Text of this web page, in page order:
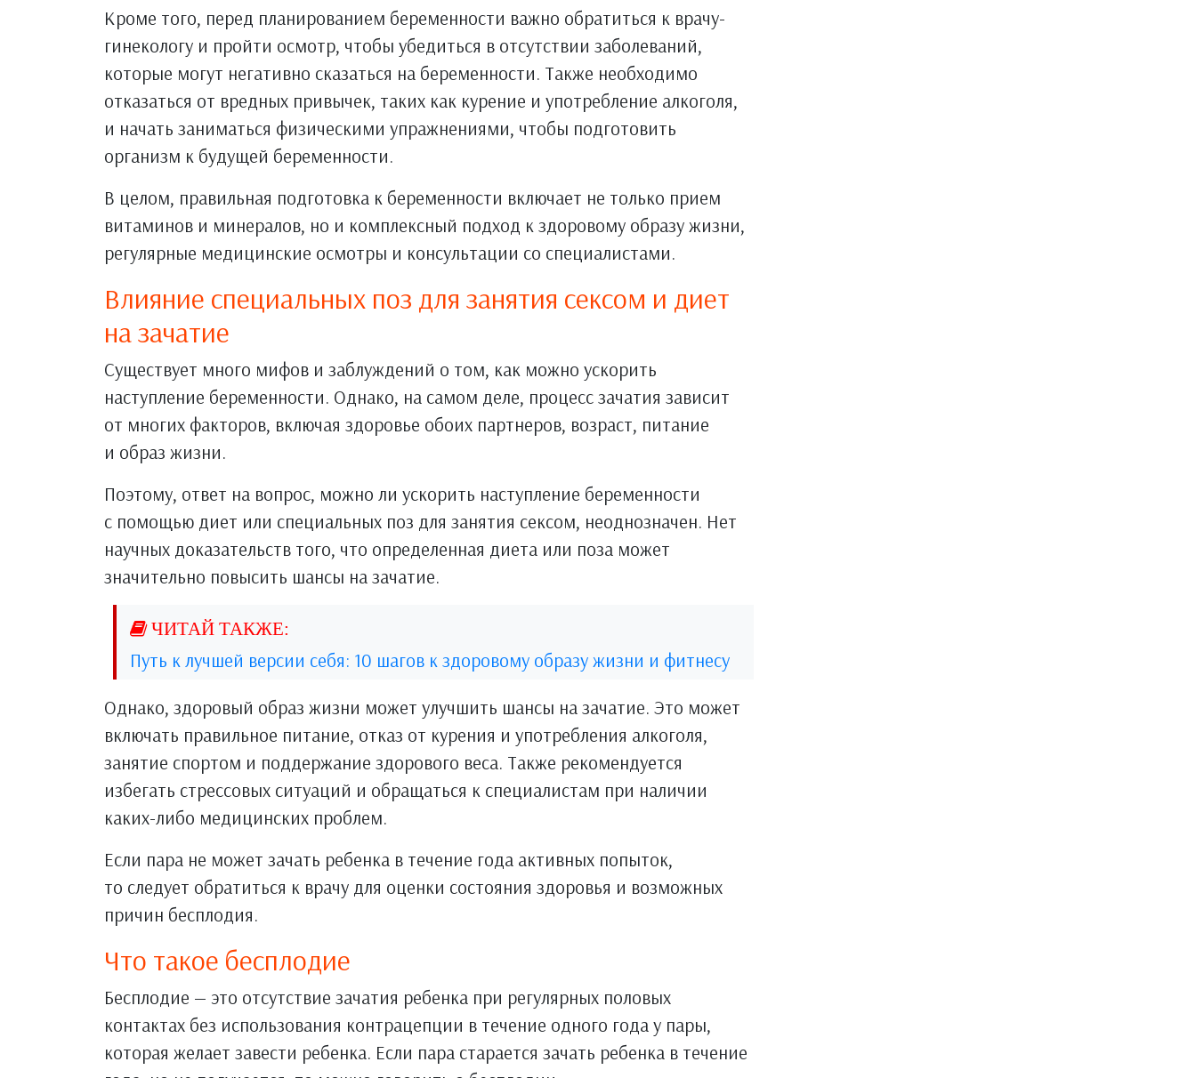
Кроме того, перед планированием беременности важно обратиться к врачу-
гинекологу и пройти осмотр, чтобы убедиться в отсутствии заболеваний,
которые могут негативно сказаться на беременности. Также необходимо
отказаться от вредных привычек, таких как курение и употребление алкоголя,
и начать заниматься физическими упражнениями, чтобы подготовить
организм к будущей беременности.
В целом, правильная подготовка к беременности включает не только прием
витаминов и минералов, но и комплексный подход к здоровому образу жизни,
регулярные медицинские осмотры и консультации со специалистами.
Влияние специальных поз для занятия сексом и диет
на зачатие
Существует много мифов и заблуждений о том, как можно ускорить
наступление беременности. Однако, на самом деле, процесс зачатия зависит
от многих факторов, включая здоровье обоих партнеров, возраст, питание
и образ жизни.
Поэтому, ответ на вопрос, можно ли ускорить наступление беременности
с помощью диет или специальных поз для занятия сексом, неоднозначен. Нет
научных доказательств того, что определенная диета или поза может
значительно повысить шансы на зачатие.
Путь к лучшей версии себя: 10 шагов к здоровому образу жизни и фитнесу
Однако, здоровый образ жизни может улучшить шансы на зачатие. Это может
включать правильное питание, отказ от курения и употребления алкоголя,
занятие спортом и поддержание здорового веса. Также рекомендуется
избегать стрессовых ситуаций и обращаться к специалистам при наличии
каких-либо медицинских проблем.
Если пара не может зачать ребенка в течение года активных попыток,
то следует обратиться к врачу для оценки состояния здоровья и возможных
причин бесплодия.
Что такое бесплодие
Бесплодие — это отсутствие зачатия ребенка при регулярных половых
контактах без использования контрацепции в течение одного года у пары,
которая желает завести ребенка. Если пара старается зачать ребенка в течение